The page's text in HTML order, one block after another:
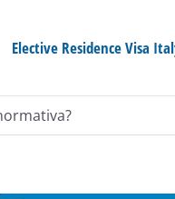
Elective Residence Visa